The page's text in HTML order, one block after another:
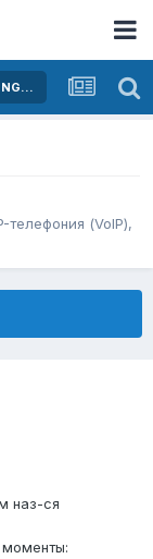
Телефония: классическая, IP-телефония (VoIP), NGN сети
телефония (VoIP),
наз-ся